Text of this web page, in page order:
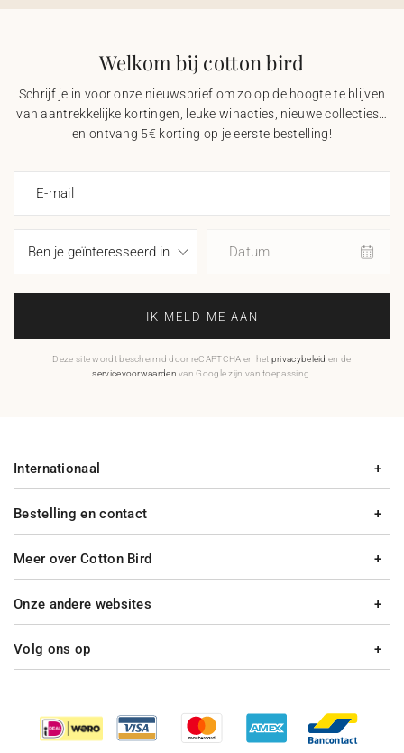
Welkom bij cotton bird
Schrijf je in voor onze nieuwsbrief om zo op de hoogte te blijven
van aantrekkelijke kortingen, leuke winacties, nieuwe collecties…
en ontvang 5€ korting op je eerste bestelling!
E-mail
Datum
IK MELD ME AAN
Deze site wordt beschermd door reCAPTCHA en het privacybeleid en de
servicevoorwaarden van Google zijn van toepassing.
Bestelling en contact
Meer over Cotton Bird
Internationaal
Onze andere websites
Volg ons op